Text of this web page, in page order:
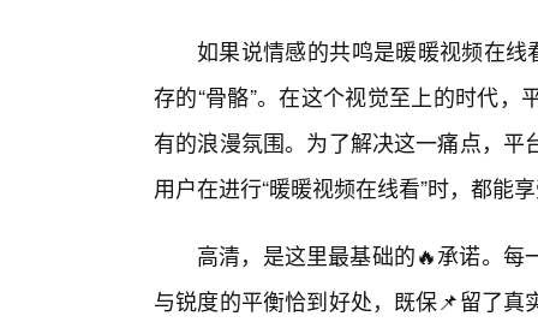
如果说情感的共鸣是暖暖视频在线
存的“骨骼”。在这个视觉至上的时代
有的浪漫氛围。为了解决这一痛点，
用户在进行“暖暖视频在线看”时，都能
高清，是这里最基础的🔥承诺。
与锐度的平衡恰到好处，既保📌留了